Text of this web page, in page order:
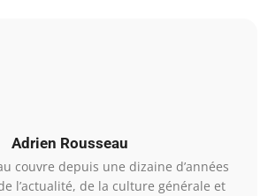
Adrien Rousseau
couvre depuis une dizaine d’années
l’actualité, de la culture générale et